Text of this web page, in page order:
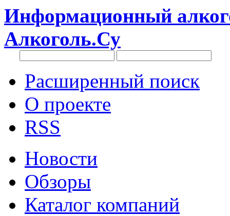
Информационный
Алкоголь.Су
Расширенный поиск
О проекте
RSS
Новости
Обзоры
Каталог компаний